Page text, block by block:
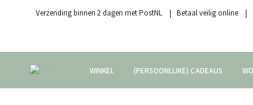
Verzending binnen 2 dagen met PostNL | Betaal veilig online |
WINKEL (PERSOONLIJKE) CADEAUS